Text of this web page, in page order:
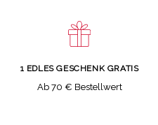
1 EDLES GESCHENK GRATIS
Ab 70 € Bestellwert